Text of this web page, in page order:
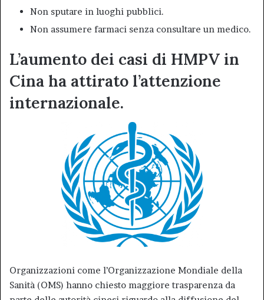
Non sputare in luoghi pubblici.
Non assumere farmaci senza consultare un medico.
L’aumento dei casi di HMPV in
Cina ha attirato l’attenzione
internazionale.
Organizzazioni come l’Organizzazione Mondiale della
Sanità (OMS) hanno chiesto maggiore trasparenza da